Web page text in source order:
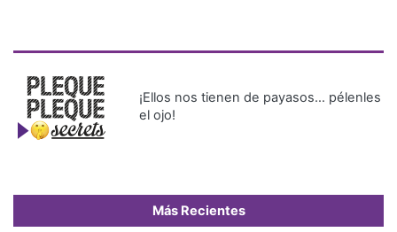
¡Ellos nos tienen de payasos… pélenles
el ojo!
Más Recientes